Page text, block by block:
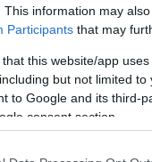
This information may
Participants that may
that this website/app
but not limited
to Google and its third-
consent section.
verseivel
világ szürke
a
a lélek
férfiing,